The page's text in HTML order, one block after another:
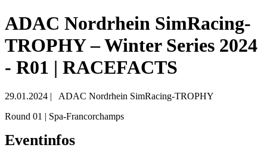
ADAC Nordrhein SimRacing-
TROPHY – Winter Series 2024
- R01 | RACEFACTS
29.01.2024 |
ADAC Nordrhein SimRacing-TROPHY
Round 01 | Spa-Francorchamps
Eventinfos